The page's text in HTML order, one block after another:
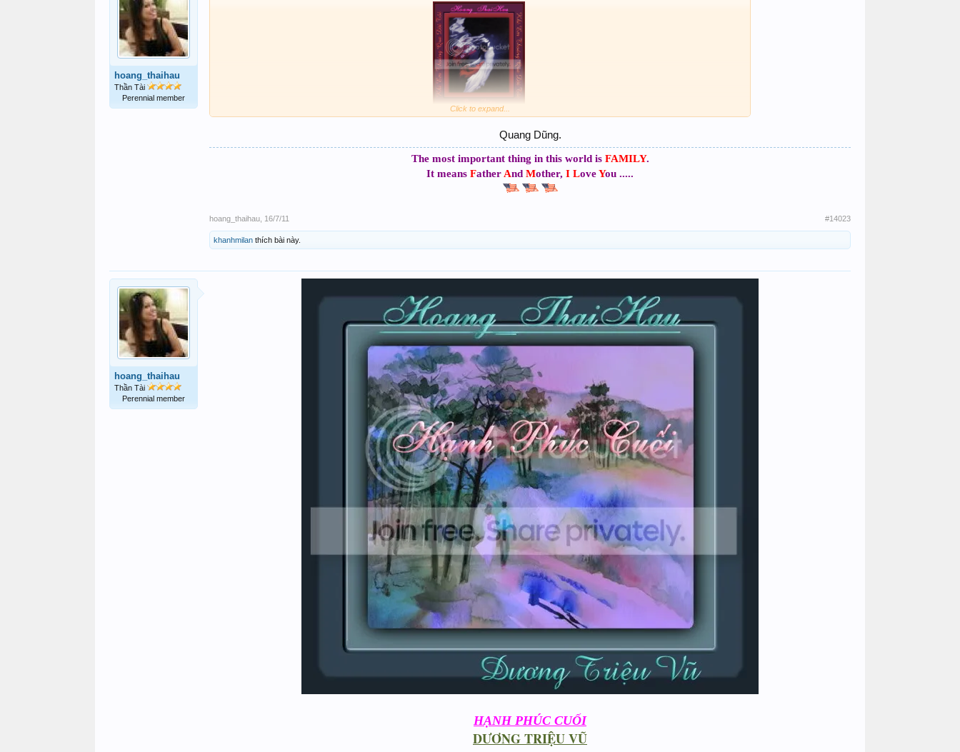
hoang_thaihau
Thần Tài
Perennial member
Khi Em Thoáng Qua Đời Tôi
Click to expand...
Quang Dũng.​
The most important thing in this world is FAMILY.
It means Father And Mother, I LoveYou .....
hoang_thaihau 16/7/11 #14023
khanhmilan thích bài này.
hoang_thaihau
Thần Tài
Perennial member
HẠNH PHÚC CUỐI
DƯƠNG TRIỆU VŨ